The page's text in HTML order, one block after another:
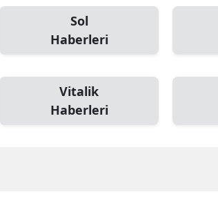
Sol
Haberleri
Vitalik
Haberleri